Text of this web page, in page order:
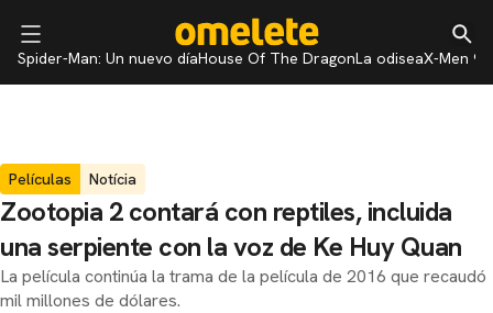
Spider-Man: Un nuevo díaHouse Of The DragonLa odiseaX-Men 97
Películas Notícia
Zootopia 2 contará con reptiles, incluida
una serpiente con la voz de Ke Huy Quan
La película continúa la trama de la película de 2016 que recaudó
mil millones de dólares.